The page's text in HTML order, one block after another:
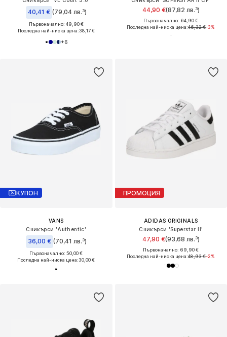
40,41 € (79,04 лв.³)
Първоначално: 49,90 €
Последна най-ниска цена:38,17 €
+6
44,90 €(87,82 лв.³)
Първоначално: 64,90 €
Последна най-ниска цена:46,32 €-3%
КУПОН
VANS
Сникърси 'Authentic'
36,00 € (70,41 лв.³)
Първоначално: 50,00 €
Последна най-ниска цена:30,00 €
ПРОМОЦИЯ
ADIDAS ORIGINALS
Сникърси 'Superstar II'
47,90 €(93,68 лв.³)
Първоначално: 69,90 €
Последна най-ниска цена:48,93 €-2%